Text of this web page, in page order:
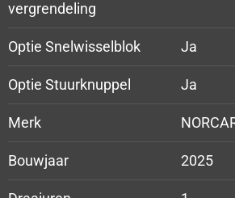
vergrendeling
Optie Snelwisselblok Ja
Optie Stuurknuppel Ja
Merk
Bouwjaar 2025